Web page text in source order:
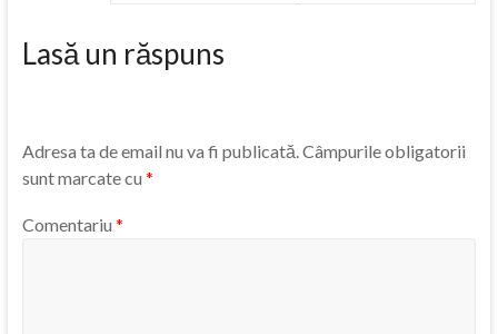
Lasă un răspuns
Adresa ta de email nu va fi publicată.Câmpurile obligatorii
sunt marcate cu *
Comentariu *